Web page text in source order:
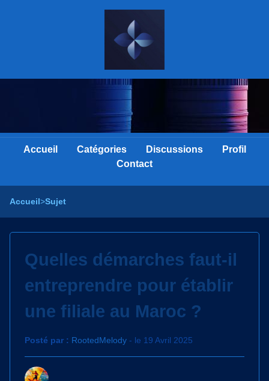
Accueil Catégories Discussions
Profil
Contact
Accueil>Sujet
Quelles démarches faut-il
entreprendre pour établir
une filiale au Maroc ?
Posté par : RootedMelody - le 19 Avril 2025